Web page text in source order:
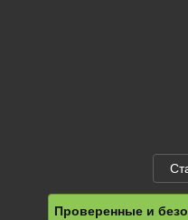
Проверенные и